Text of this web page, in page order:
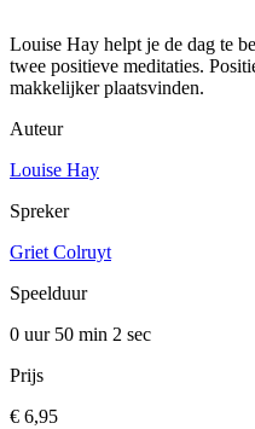
Louise Hay helpt je de dag te
twee positieve meditaties.
makkelijker plaatsvinden.
Auteur
Louise Hay
Spreker
Griet Colruyt
Speelduur
0 uur 50 min 2 sec
Prijs
€ 6,95